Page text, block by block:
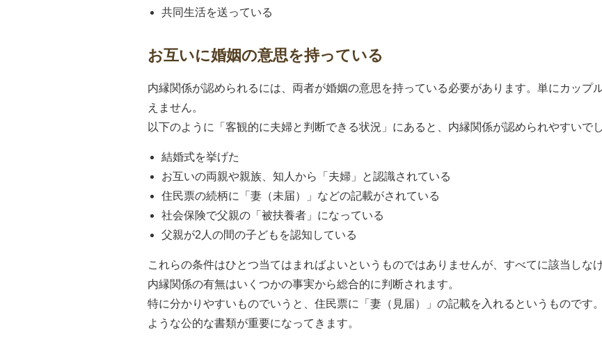
共同生活を送っている
お互いに婚姻の意思を持っている
内縁関係が認められるには、両者が婚姻の意思を持っている必要があります。単にカップ
えません。
以下のように「客観的に夫婦と判断できる状況」にあると、内縁関係が認められやすいでし
結婚式を挙げた
お互いの両親や親族、知人から「夫婦」と認識されている
住民票の続柄に「妻（未届）」などの記載がされている
社会保険で父親の「被扶養者」になっている
父親が2人の間の子どもを認知している
これらの条件はひとつ当てはまればよいというものではありませんが、すべてに該当しな
内縁関係の有無はいくつかの事実から総合的に判断されます。
特に分かりやすいものでいうと、住民票に「妻（見届）」の記載を入れるというものです
ような公的な書類が重要になってきます。